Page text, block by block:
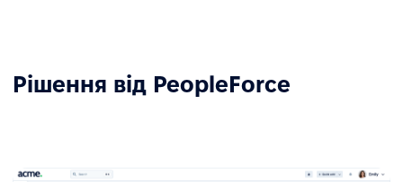
Рішення від PeopleForce